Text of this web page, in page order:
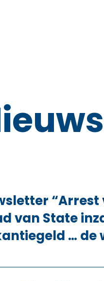
“Arrest
van State
… de